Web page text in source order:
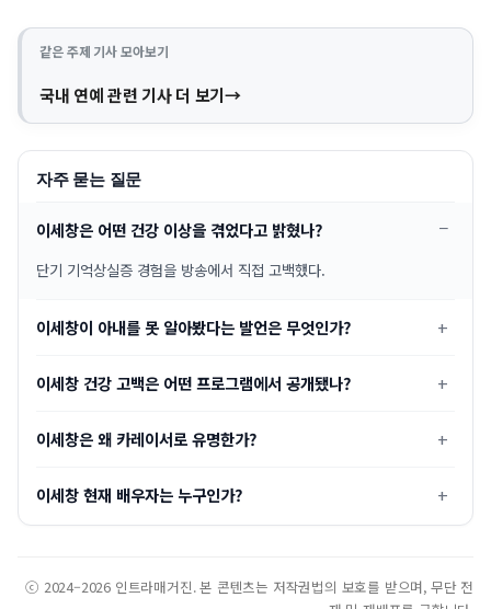
같은 주제 기사 모아보기
국내 연예 관련 기사 더 보기
자주 묻는 질문
이세창은 어떤 건강 이상을 겪었다고 밝혔나?
단기 기억상실증 경험을 방송에서 직접 고백했다.
이세창이 아내를 못 알아봤다는 발언은 무엇인가?
이세창 건강 고백은 어떤 프로그램에서 공개됐나?
이세창은 왜 카레이서로 유명한가?
이세창 현재 배우자는 누구인가?
ⓒ 2024–2026 인트라매거진. 본 콘텐츠는 저작권법의 보호를 받으며, 무단 전